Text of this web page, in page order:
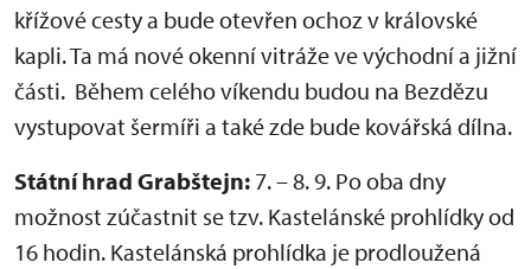
křížové cesty a bude otevřen ochoz v královské
kapli. Ta má nové okenní vitráže ve východní a jižní
části. Během celého víkendu budou na Bezdězu
vystupovat šermíři a také zde bude kovářská dílna.
Státní hrad Grabštejn: 7. – 8. 9. Po oba dny
možnost zúčastnit se tzv. Kastelánské prohlídky od
16 hodin. Kastelánská prohlídka je prodloužená